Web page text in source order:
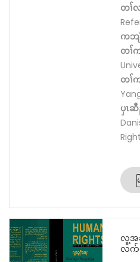
တၢ်
ကဘျံ
တၢ်
တၢ်
ပှၤဆီ
လူ့အခွ
လက်